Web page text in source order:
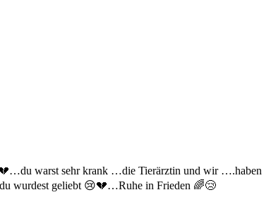
warst sehr krank …die Tierärztin und wir ….haben
wurdest geliebt 😢💔…Ruhe in Frieden 🌈😢